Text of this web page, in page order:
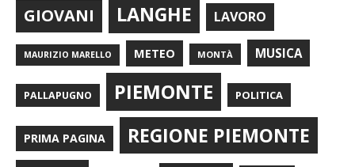
GIOVANI LANGHE LAVORO
MAURIZIO MARELLO METEO MONTÀ MUSICA
PALLAPUGNO PIEMONTE POLITICA
PRIMA PAGINA REGIONE PIEMONTE